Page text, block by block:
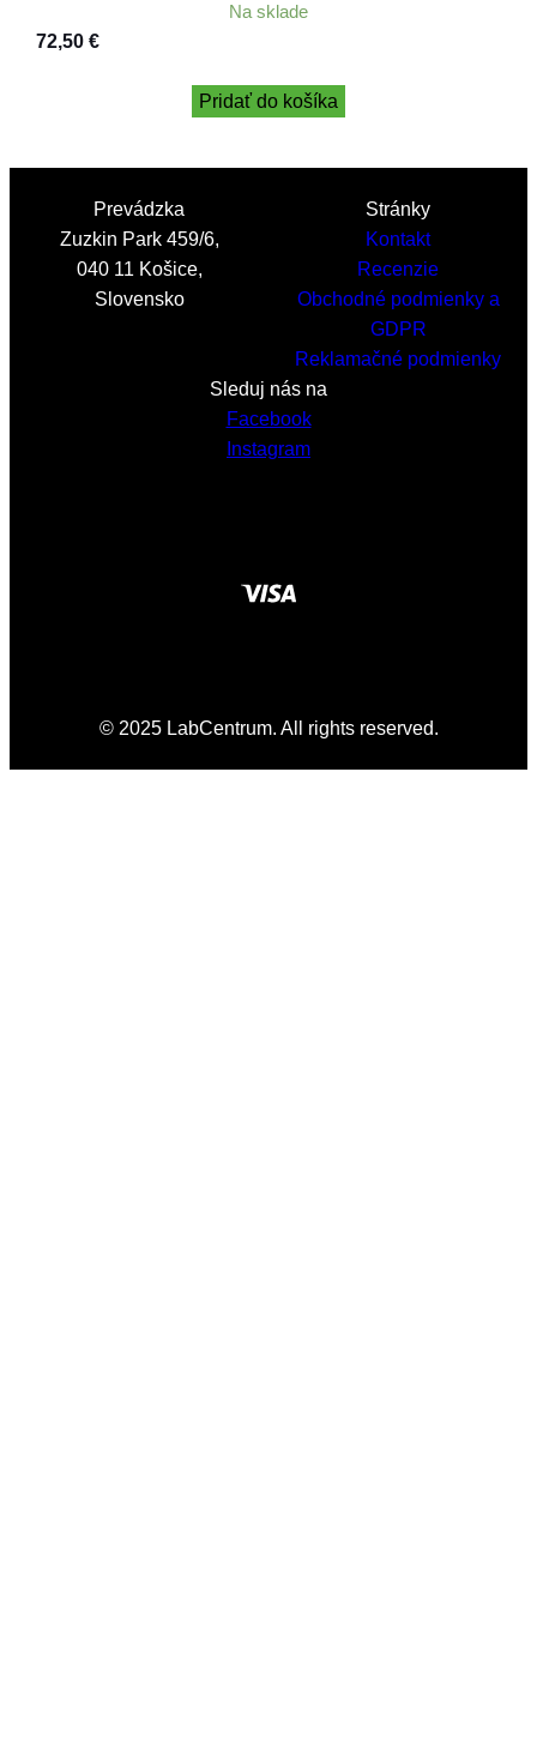
Na sklade
72,50 €
Pridať do košíka
Prevádzka
Zuzkin Park 459/6,
040 11 Košice,
Slovensko
Stránky
Kontakt
Recenzie
Obchodné podmienky a
GDPR
Reklamačné podmienky
Sleduj nás na
Facebook
Instagram
© 2025 LabCentrum. All rights reserved.